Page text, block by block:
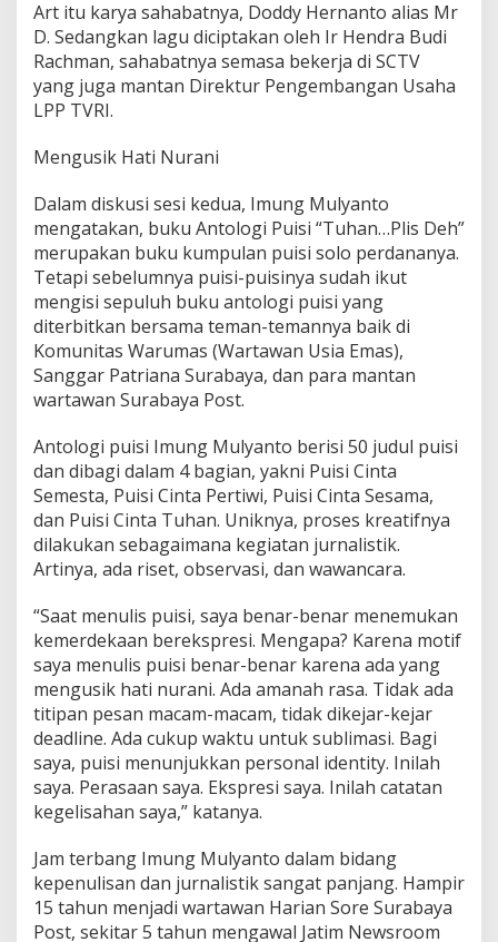
Art itu karya sahabatnya, Doddy Hernanto alias Mr
D. Sedangkan lagu diciptakan oleh Ir Hendra Budi
Rachman, sahabatnya semasa bekerja di SCTV
yang juga mantan Direktur Pengembangan Usaha
LPP TVRI.
Mengusik Hati Nurani
Dalam diskusi sesi kedua, Imung Mulyanto
mengatakan, buku Antologi Puisi “Tuhan…Plis Deh”
merupakan buku kumpulan puisi solo perdananya.
Tetapi sebelumnya puisi-puisinya sudah ikut
mengisi sepuluh buku antologi puisi yang
diterbitkan bersama teman-temannya baik di
Komunitas Warumas (Wartawan Usia Emas),
Sanggar Patriana Surabaya, dan para mantan
wartawan Surabaya Post.
Antologi puisi Imung Mulyanto berisi 50 judul puisi
dan dibagi dalam 4 bagian, yakni Puisi Cinta
Semesta, Puisi Cinta Pertiwi, Puisi Cinta Sesama,
dan Puisi Cinta Tuhan. Uniknya, proses kreatifnya
dilakukan sebagaimana kegiatan jurnalistik.
Artinya, ada riset, observasi, dan wawancara.
“Saat menulis puisi, saya benar-benar menemukan
kemerdekaan berekspresi. Mengapa? Karena motif
saya menulis puisi benar-benar karena ada yang
mengusik hati nurani. Ada amanah rasa. Tidak ada
titipan pesan macam-macam, tidak dikejar-kejar
deadline. Ada cukup waktu untuk sublimasi. Bagi
saya, puisi menunjukkan personal identity. Inilah
saya. Perasaan saya. Ekspresi saya. Inilah catatan
kegelisahan saya,” katanya.
Jam terbang Imung Mulyanto dalam bidang
kepenulisan dan jurnalistik sangat panjang. Hampir
15 tahun menjadi wartawan Harian Sore Surabaya
Post, sekitar 5 tahun mengawal Jatim Newsroom